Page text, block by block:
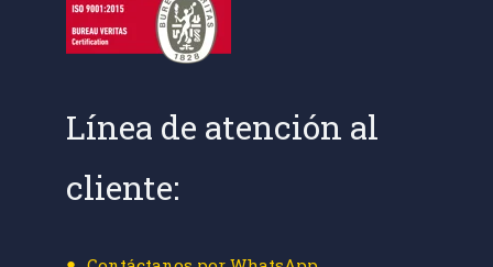
Línea de atención al
cliente: